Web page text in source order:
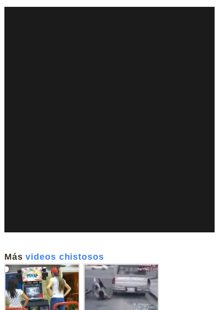
Másvideos chistosos